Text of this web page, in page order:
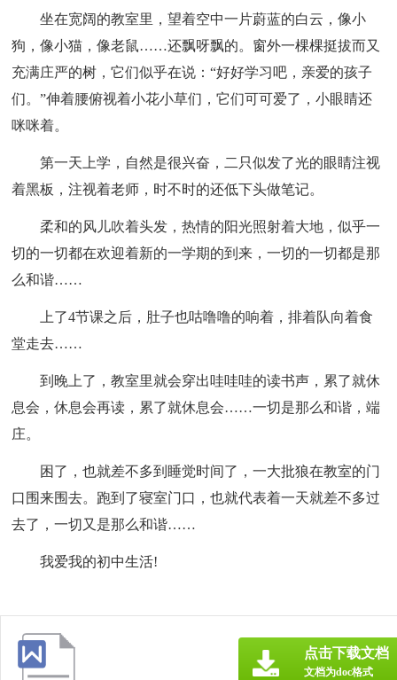
坐在宽阔的教室里，望着空中一片蔚蓝的白云，像小
狗，像小猫，像老鼠……还飘呀飘的。窗外一棵棵挺拔而又
充满庄严的树，它们似乎在说：“好好学习吧，亲爱的孩子
们。”伸着腰俯视着小花小草们，它们可可爱了，小眼睛还
咪咪着。
第一天上学，自然是很兴奋，二只似发了光的眼睛注视
着黑板，注视着老师，时不时的还低下头做笔记。
柔和的风儿吹着头发，热情的阳光照射着大地，似乎一
切的一切都在欢迎着新的一学期的到来，一切的一切都是那
么和谐……
上了4节课之后，肚子也咕噜噜的响着，排着队向着食
堂走去……
到晚上了，教室里就会穿出哇哇哇的读书声，累了就休
息会，休息会再读，累了就休息会……一切是那么和谐，端
庄。
困了，也就差不多到睡觉时间了，一大批狼在教室的门
口围来围去。跑到了寝室门口，也就代表着一天就差不多过
去了，一切又是那么和谐……
我爱我的初中生活!
点击下载文档
文档为doc格式